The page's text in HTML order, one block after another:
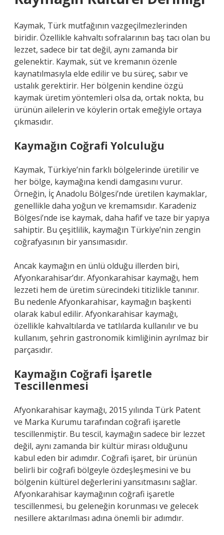
Kaymak, Türk mutfağının vazgeçilmezlerinden
biridir. Özellikle kahvaltı sofralarının baş tacı olan bu
lezzet, sadece bir tat değil, aynı zamanda bir
gelenektir. Kaymak, süt ve kremanın özenle
kaynatılmasıyla elde edilir ve bu süreç, sabır ve
ustalık gerektirir. Her bölgenin kendine özgü
kaymak üretim yöntemleri olsa da, ortak nokta, bu
ürünün ailelerin ve köylerin ortak emeğiyle ortaya
çıkmasıdır.
Kaymağın Coğrafi Yolculuğu
Kaymak, Türkiye’nin farklı bölgelerinde üretilir ve
her bölge, kaymağına kendi damgasını vurur.
Örneğin, İç Anadolu Bölgesi’nde üretilen kaymaklar,
genellikle daha yoğun ve kremamsıdır. Karadeniz
Bölgesi’nde ise kaymak, daha hafif ve taze bir yapıya
sahiptir. Bu çeşitlilik, kaymağın Türkiye’nin zengin
coğrafyasının bir yansımasıdır.
Ancak kaymağın en ünlü olduğu illerden biri,
Afyonkarahisar’dır. Afyonkarahisar kaymağı, hem
lezzeti hem de üretim sürecindeki titizlikle tanınır.
Bu nedenle Afyonkarahisar, kaymağın başkenti
olarak kabul edilir. Afyonkarahisar kaymağı,
özellikle kahvaltılarda ve tatlılarda kullanılır ve bu
kullanım, şehrin gastronomik kimliğinin ayrılmaz bir
parçasıdır.
Kaymağın Coğrafi İşaretle
Tescillenmesi
Afyonkarahisar kaymağı, 2015 yılında Türk Patent
ve Marka Kurumu tarafından coğrafi işaretle
tescillenmiştir. Bu tescil, kaymağın sadece bir lezzet
değil, aynı zamanda bir kültür mirası olduğunu
kabul eden bir adımdır. Coğrafi işaret, bir ürünün
belirli bir coğrafi bölgeyle özdeşleşmesini ve bu
bölgenin kültürel değerlerini yansıtmasını sağlar.
Afyonkarahisar kaymağının coğrafi işaretle
tescillenmesi, bu geleneğin korunması ve gelecek
nesillere aktarılması adına önemli bir adımdır.